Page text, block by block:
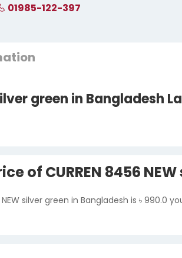
01985-122-397
green in Bangladesh
of CURREN 8456
silver green in Bangladesh is ৳